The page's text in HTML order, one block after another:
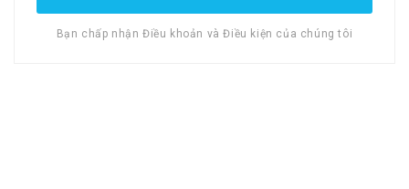
Bạn chấp nhận Điều khoản và Điều kiện của chúng tôi